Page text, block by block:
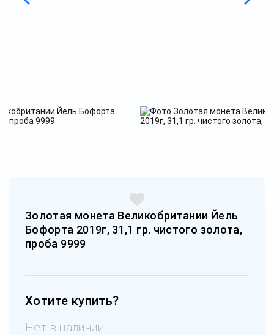
Золотая монета Великобритании Йель
Бофорта 2019г, 31,1 гр. чистого золота,
проба 9999
Хотите купить?
Нет в наличии